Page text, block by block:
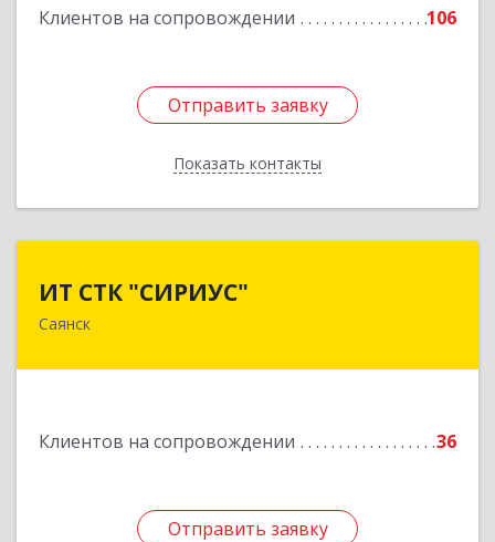
Клиентов на сопровождении 106
Отправить заявку
Показать контакты
Отправить заявку
Назад
ИТ СТК "СИРИУС"
Саянск
Клиентов на сопровождении 36
Отправить заявку
666303, Иркутская обл, Саянск г, Юбилейный
Отправить заявку